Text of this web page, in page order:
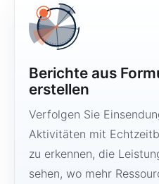
Berichte aus
erstellen
Verfolgen Sie
Aktivitäten mit
zu erkennen, die
sehen, wo mehr